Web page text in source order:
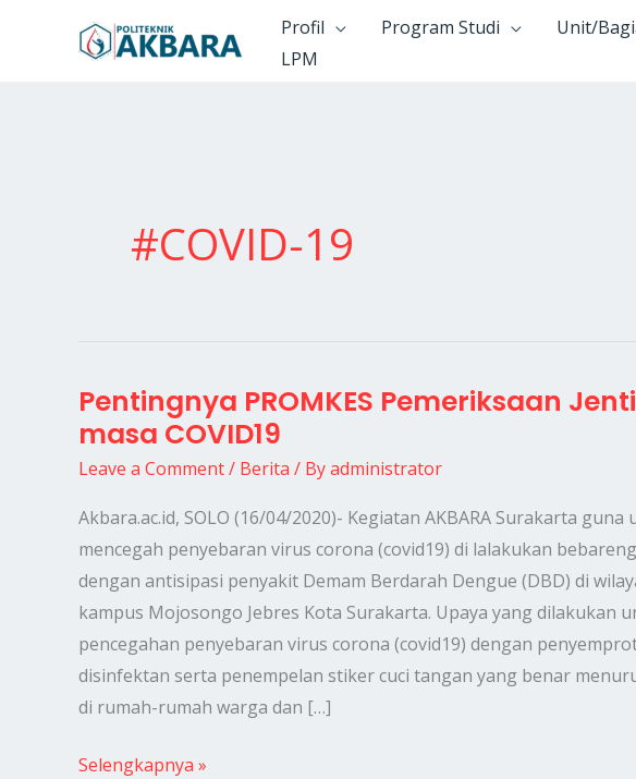
Profil Program Studi Unit/
LPM
#COVID-19
Pentingnya PROMKES Pemeriksaan
masa COVID19
Leave a Comment/ Berita / Byadministrator
Akbara.ac.id, SOLO (16/04/2020)- Kegiatan AKBARA Surakarta guna
mencegah penyebaran virus corona (covid19) di lalakukan
dengan antisipasi penyakit Demam Berdarah Dengue (DBD) di
kampus Mojosongo Jebres Kota Surakarta. Upaya yang dilakukan
pencegahan penyebaran virus corona (covid19) dengan
disinfektan serta penempelan stiker cuci tangan yang benar
di rumah-rumah warga dan […]
Pentingnya
PROMKES
Pemeriksaan
di
masa
COVID19
Selengkapnya »